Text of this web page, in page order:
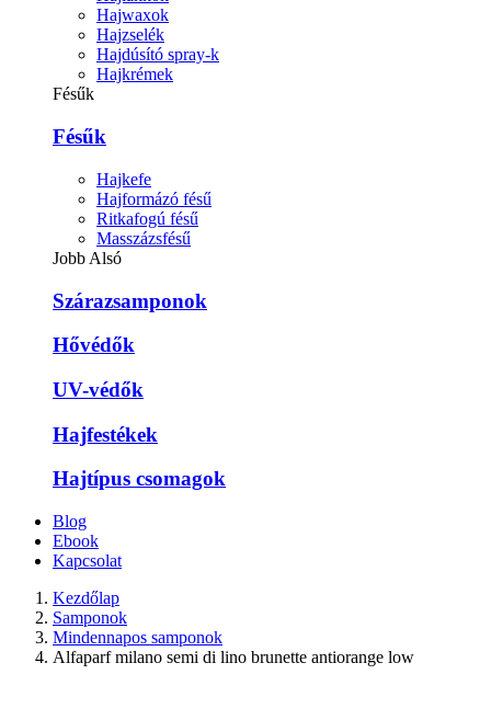
Hajwaxok
Hajzselék
Hajdúsító spray-k
Hajkrémek
Fésűk
Fésűk
Hajkefe
Hajformázó fésű
Ritkafogú fésű
Masszázsfésű
Jobb Alsó
Szárazsamponok
Hővédők
UV-védők
Hajfestékek
Hajtípus csomagok
Blog
Ebook
Kapcsolat
Kezdőlap
Samponok
Mindennapos samponok
Alfaparf milano semi di lino brunette antiorange low